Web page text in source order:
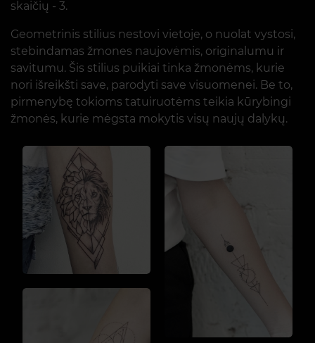
skaičių - 3.
Geometrinis stilius nestovi vietoje, o nuolat vystosi,
stebindamas žmones naujovėmis, originalumu ir
savitumu. Šis stilius puikiai tinka žmonėms, kurie
nori išreikšti save, parodyti save visuomenei. Be to,
pirmenybę tokioms tatuiruotėms teikia kūrybingi
žmonės, kurie mėgsta mokytis visų naujų dalykų.